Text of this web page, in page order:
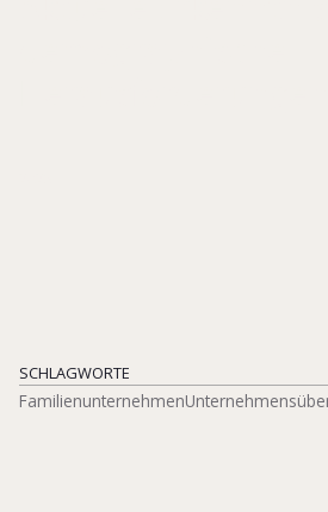
SCHLAGWORTE
Familienunternehmen